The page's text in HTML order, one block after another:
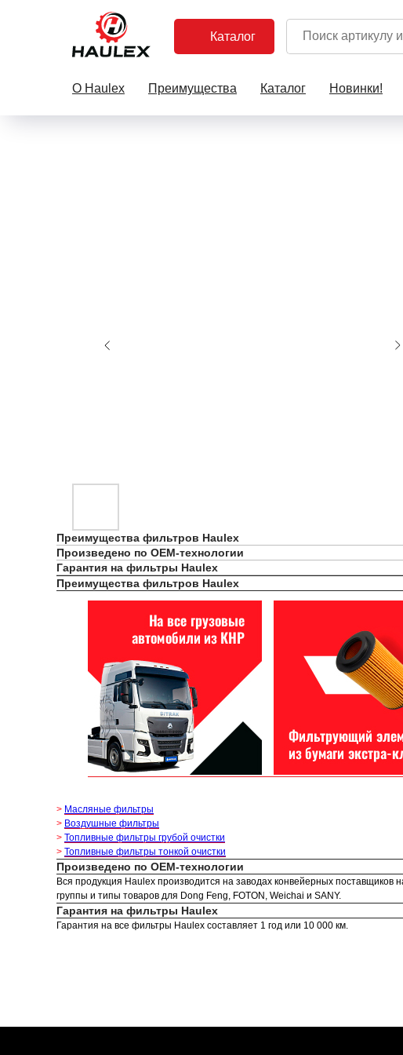
Каталог
О Haulex Преимущества Каталог Новинки!
Преимущества фильтров Haulex
Произведено по OEM-технологии
Гарантия на фильтры Haulex
Преимущества фильтров Haulex
> Масляные фильтры
> Воздушные фильтры
> Топливные фильтры грубой очистки
> Топливные фильтры тонкой очистки
Произведено по OEM-технологии
Вся продукция Haulex производится на заводах конвейерных
группы и типы товаров для Dong Feng, FOTON, Weichai и SANY.
Гарантия на фильтры Haulex
Гарантия на все фильтры Haulex составляет 1 год или 10 000 км.